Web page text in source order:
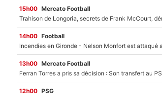
15h00 Mercato Football
14h00 Football
13h00 Mercato Football
12h00 PSG